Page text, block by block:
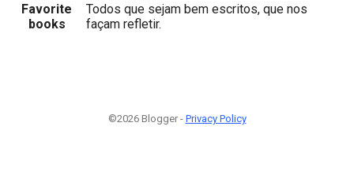
Favorite
books
Todos que sejam bem escritos, que nos
façam refletir.
©2026 Blogger - Privacy Policy